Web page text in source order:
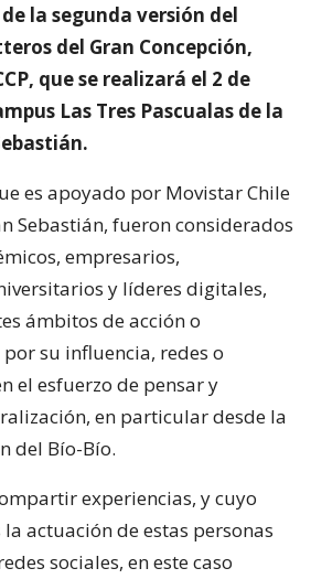
la segunda versión del
del Gran Concepción,
que se realizará el 2 de
Las Tres Pascualas de la
es apoyado por Movistar Chile
Sebastián, fueron considerados
empresarios,
y líderes digitales,
ámbitos de acción o
su influencia, redes o
el esfuerzo de pensar y
en particular desde la
del Bío-Bío.
experiencias, y cuyo
actuación de estas personas
sociales, en este caso